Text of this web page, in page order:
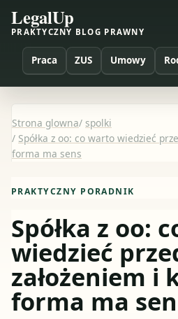
LegalUp
PRAKTYCZNY BLOG PRAWNY
Praca ZUS Umowy
Strona glowna/ spolki
/ Spółka z oo: co warto wiedzieć
forma ma sens
PRAKTYCZNY PORADNIK
Spółka z oo:
wiedzieć
założeniem i
forma ma